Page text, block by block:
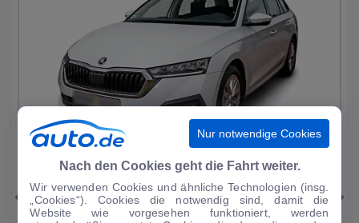
|11
Skoda Octavia
Nur notwendige Cookies
Nach den Cookies geht die Fahrt weiter.
Wir verwenden Cookies und ähnliche Technologien (insg.
„Cookies“). Cookies die notwendig sind, damit die
Website wie vorgesehen funktioniert, werden